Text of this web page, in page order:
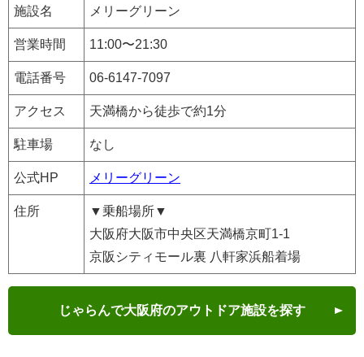
施設名 メリーグリーン
営業時間 11:00〜21:30
電話番号 06-6147-7097
アクセス 天満橋から徒歩で約1分
駐車場 なし
公式HP メリーグリーン
住所
▼乗船場所▼
大阪府大阪市中央区天満橋京町1-1
京阪シティモール裏 八軒家浜船着場
じゃらんで大阪府のアウトドア施設を探す